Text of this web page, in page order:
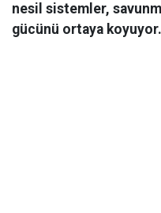
nesil sistemler,
gücünü ortaya koyuyor.